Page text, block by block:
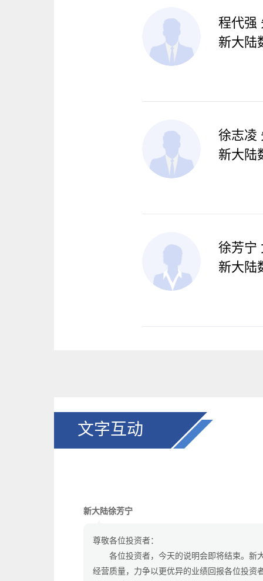
程代强
新大陆
徐志凌
新大陆
徐芳宁
新大陆
文字互动
新大陆徐芳宁
尊敬各位投资者：
各位投资者，今天的说明会即将结束。新
经营质量，力争以更优异的业绩回报各位投资